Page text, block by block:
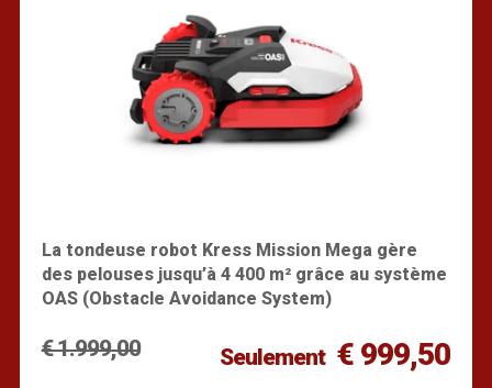
La tondeuse robot Kress Mission Mega gère
des pelouses jusqu’à 4 400 m² grâce au système
OAS (Obstacle Avoidance System)
€ 1.999,00 Seulement € 999,50